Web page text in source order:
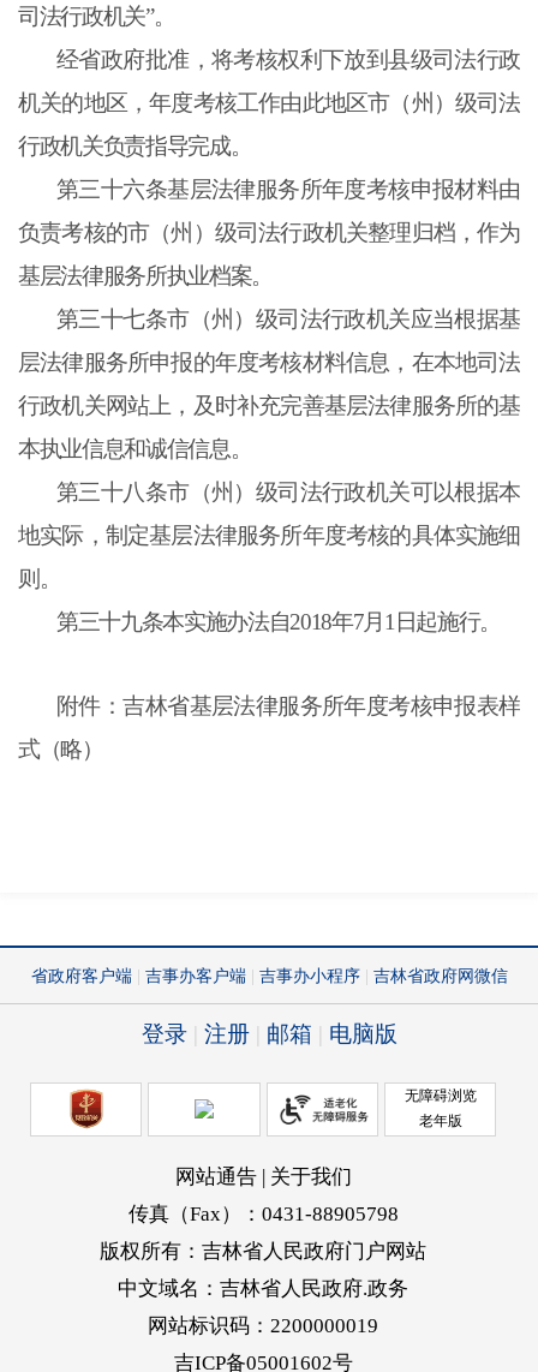
司法行政机关”。
经省政府批准，将考核权利下放到县级司法行政
机关的地区，年度考核工作由此地区市（州）级司法
行政机关负责指导完成。
第三十六条基层法律服务所年度考核申报材料由
负责考核的市（州）级司法行政机关整理归档，作为
基层法律服务所执业档案。
第三十七条市（州）级司法行政机关应当根据基
层法律服务所申报的年度考核材料信息，在本地司法
行政机关网站上，及时补充完善基层法律服务所的基
本执业信息和诚信信息。
第三十八条市（州）级司法行政机关可以根据本
地实际，制定基层法律服务所年度考核的具体实施细
则。
第三十九条本实施办法自2018年7月1日起施行。
附件：吉林省基层法律服务所年度考核申报表样
式（略）